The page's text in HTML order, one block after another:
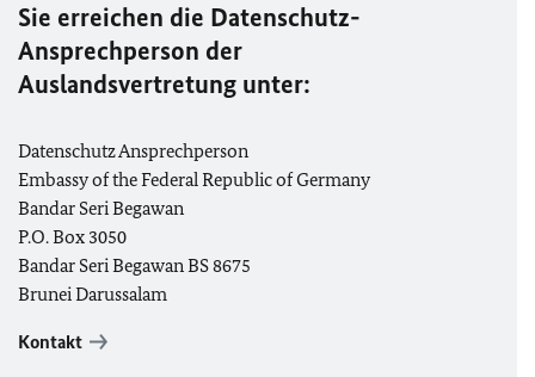
Sie erreichen die Datenschutz-
Ansprechperson der
Auslandsvertretung unter:
Datenschutz Ansprechperson
Embassy of the Federal Republic of Germany
Bandar Seri Begawan
P.O. Box 3050
Bandar Seri Begawan BS 8675
Brunei Darussalam
Kontakt